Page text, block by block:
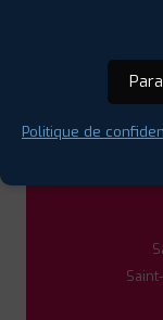
Politique de